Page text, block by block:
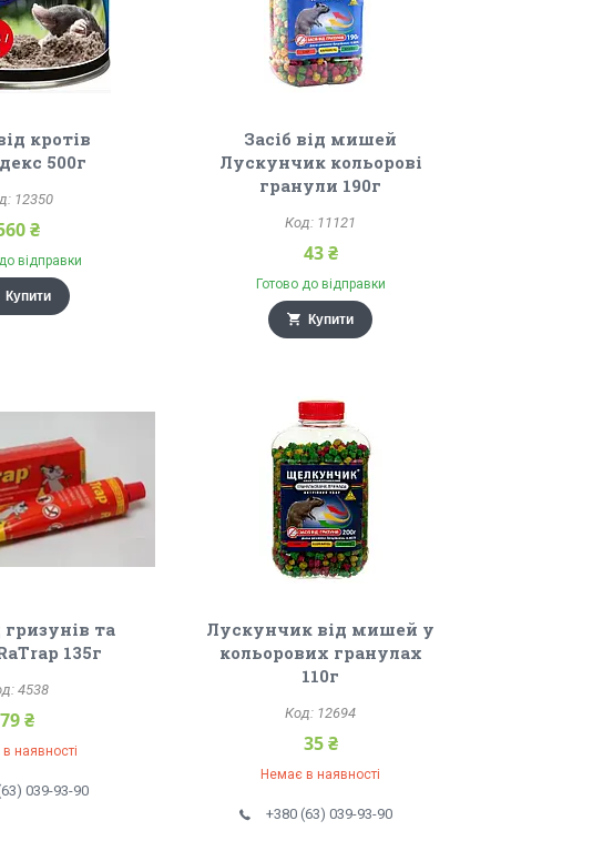
кротів
500г
12350
₴
відправки
Купити
Засіб від мишей
Лускунчик кольорові
гранули 190г
11121
43 ₴
Готово до відправки
Купити
та
135г
4538
79 ₴
наявності
039-93-90
Лускунчик від мишей у
кольорових гранулах
110г
12694
35 ₴
Немає в наявності
+380 (63) 039-93-90